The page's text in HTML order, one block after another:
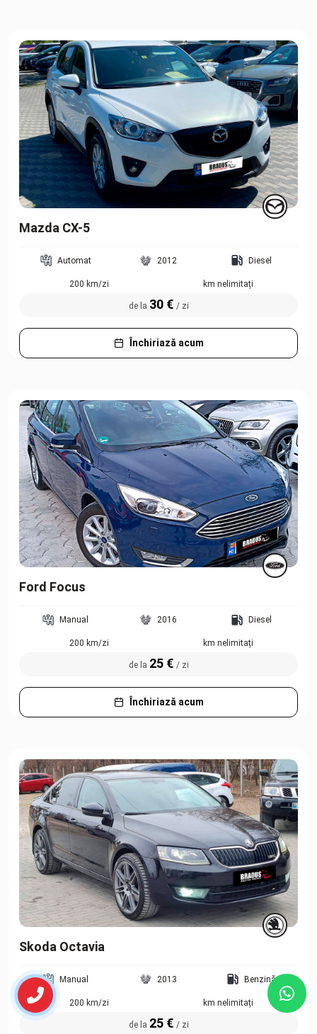
Mazda CX-5
Automat 2012 Diesel
200 km/zi km nelimitați
de la 30 € / zi
Închiriază acum
Ford Focus
Manual 2016 Diesel
200 km/zi km nelimitați
de la 25 € / zi
Închiriază acum
Skoda Octavia
Manual 2013 Benzină
200 km/zi km nelimitați
de la 25 € / zi